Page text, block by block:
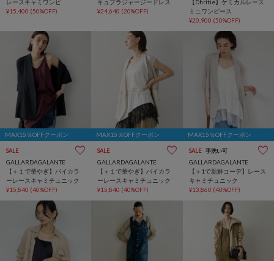
レースキャミワンピ
¥15,400 (50%OFF)
キュプラジャージードレス
¥24,640 (20%OFF)
【Dhritie】ケミカルレース
ミニワンピース
¥20,900 (50%OFF)
MAX15％OFFクーポン
SALE
GALLARDAGALANTE
【＋１で華やぎ】バイカラ
ーレースキャミチュニック
¥15,840 (40%OFF)
MAX15％OFFクーポン
SALE
GALLARDAGALANTE
【＋１で華やぎ】バイカラ
ーレースキャミチュニック
¥15,840 (40%OFF)
MAX15％OFFクーポン
SALE 手洗い可
GALLARDAGALANTE
【＋1で新鮮コーデ】レース
キャミチュニック
¥13,860 (40%OFF)